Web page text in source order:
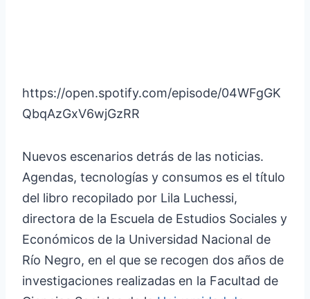
https://open.spotify.com/episode/04WFgGK
QbqAzGxV6wjGzRR
Nuevos escenarios detrás de las noticias.
Agendas, tecnologías y consumos es el título
del libro recopilado por Lila Luchessi,
directora de la Escuela de Estudios Sociales y
Económicos de la Universidad Nacional de
Río Negro, en el que se recogen dos años de
investigaciones realizadas en la Facultad de